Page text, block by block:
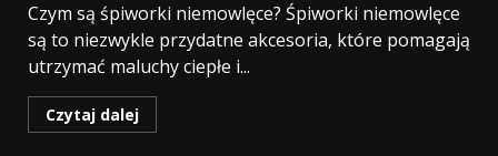
Czym są śpiworki niemowlęce? Śpiworki niemowlęce
są to niezwykle przydatne akcesoria, które pomagają
utrzymać maluchy ciepłe i...
Czytaj dalej